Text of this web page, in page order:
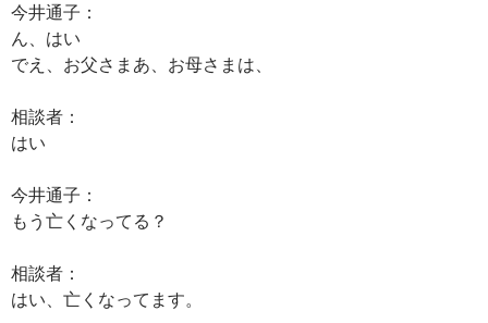
今井通子：
ん、はい
でえ、お父さまあ、お母さまは、
相談者：
はい
今井通子：
もう亡くなってる？
相談者：
はい、亡くなってます。